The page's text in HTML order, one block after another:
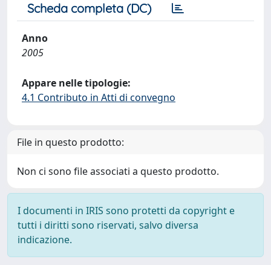
Scheda completa (DC)
Anno
2005
Appare nelle tipologie:
4.1 Contributo in Atti di convegno
File in questo prodotto:
Non ci sono file associati a questo prodotto.
I documenti in IRIS sono protetti da copyright e
tutti i diritti sono riservati, salvo diversa
indicazione.